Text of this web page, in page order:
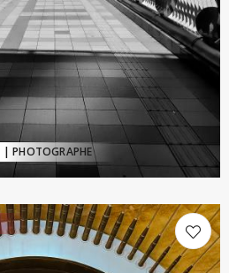
| PHOTOGRAPHE